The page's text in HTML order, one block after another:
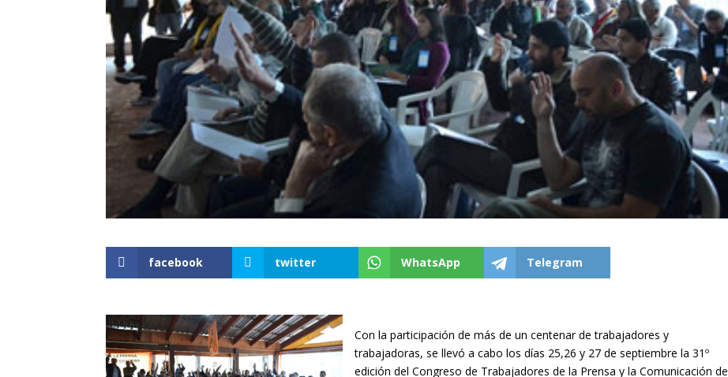
facebook twitter WhatsApp Telegram
Con la participación de más de un centenar de trabajadores y
trabajadoras, se llevó a cabo los días 25,26 y 27 de septiembre la 31º
edición del Congreso de Trabajadores de la Prensa y la Comunicación de